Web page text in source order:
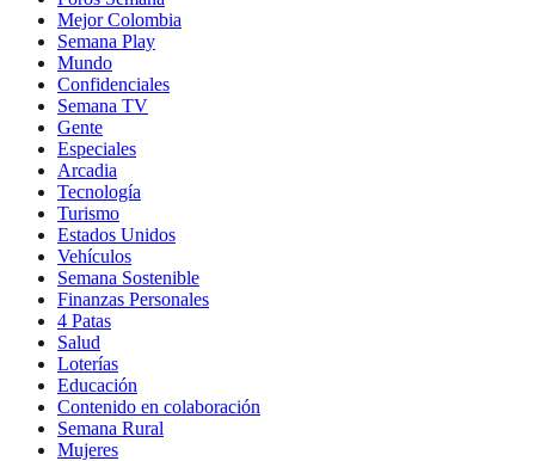
Mejor Colombia
Semana Play
Mundo
Confidenciales
Semana TV
Gente
Especiales
Arcadia
Tecnología
Turismo
Estados Unidos
Vehículos
Semana Sostenible
Finanzas Personales
4 Patas
Salud
Loterías
Educación
Contenido en colaboración
Semana Rural
Mujeres